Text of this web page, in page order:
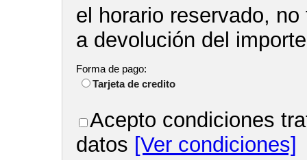
el horario reservado,
a devolución del
Forma de pago:
Tarjeta de credito
Acepto condiciones
datos [Ver condiciones]